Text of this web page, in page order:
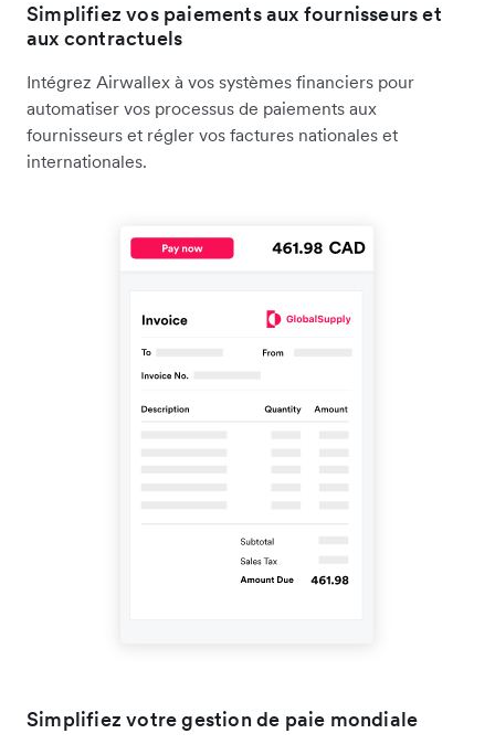
Simplifiez vos paiements aux fournisseurs et
aux contractuels
Intégrez Airwallex à vos systèmes financiers pour
automatiser vos processus de paiements aux
fournisseurs et régler vos factures nationales et
internationales.
Simplifiez votre gestion de paie mondiale